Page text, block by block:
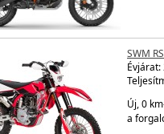
SWM
Évjárat:
Új, 0
a